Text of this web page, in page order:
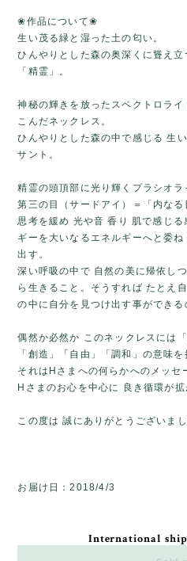
❀作品について❀
生い茂る緑と湿った土の匂い。
ひんやりとした森の奥深くに聳え
「精霊」。
神秘の輝きを放ったスペクトロラ
こんだネックレス。
ひんやりとした森の中で感じる 生
サント。
精霊の頭頂部に光り輝くプラシオ
第三の目（サードアイ）＝「内なる
思考を緩め 光や音 香り 肌で感じ
ギーを大いなるエネルギーへと委
出す。
深い呼吸の中で 自然の美に帰依し
ら生きること。そうすれば たとえ
の中に自分を見つけ出す事ができる
偶然か必然か このネックレスには
「創造」「自由」「調和」の意味を
それはHさまへの何らかへのメッセ
Hさまのお心を中心に 良き循環が拡
この度は 誠にありがとうございまし
お届け日：2018/4/3
International